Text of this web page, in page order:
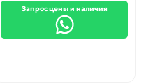
Запрос цены и наличия